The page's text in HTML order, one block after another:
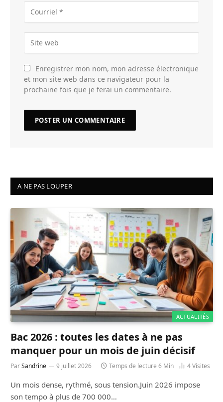
Enregistrer mon nom, mon adresse électronique
et mon site web dans ce navigateur pour la
prochaine fois que je ferai un commentaire.
A NE PAS LOUPER
ACTUALITÉS
Bac 2026 : toutes les dates à ne pas
manquer pour un mois de juin décisif
ParSandrine 9 juillet 2026 Temps de lecture 6 Min 4Visites
Un mois dense, rythmé, sous tension.Juin 2026 impose
son tempo à plus de 700 000…